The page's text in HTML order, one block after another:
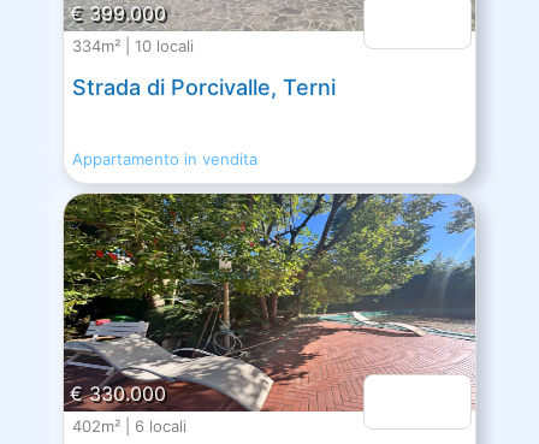
€ 399.000
334m² | 10 locali
Strada di Porcivalle, Terni
Appartamento in vendita
€ 330.000
402m² | 6 locali